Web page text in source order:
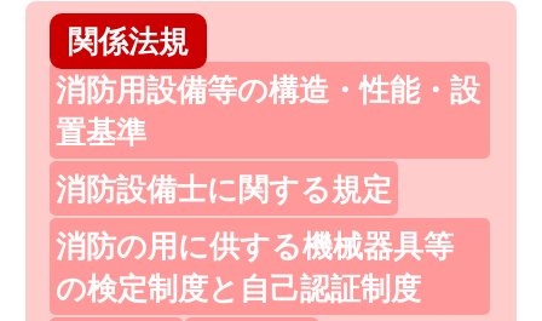
関係法規
消防用設備等の構造・性能・設
置基準
消防設備士に関する規定
消防の用に供する機械器具等
の検定制度と自己認証制度